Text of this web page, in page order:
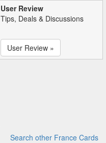
User Review
Tips, Deals & Discussions
User Review »
Search other France Cards